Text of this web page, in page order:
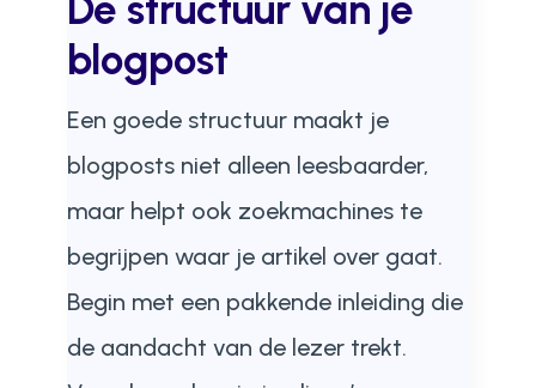
blogpost
Een goede structuur maakt je
blogposts niet alleen leesbaarder,
maar helpt ook zoekmachines te
begrijpen waar je artikel over gaat.
Begin met een pakkende inleiding die
de aandacht van de lezer trekt.